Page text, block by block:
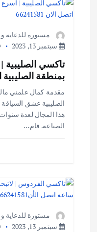
مستورة للدعاية
سبتمبر 13, 2023
تاكسي
بمنطقة الصليبية اتصل
مقدمة كمال علمني
الصليبية عشق
هذا المجال لعدة
الصناعة. قام…
مستورة للدعاية
سبتمبر 13, 2023